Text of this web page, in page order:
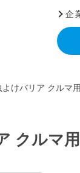
企
よけバリア クルマ
クルマ